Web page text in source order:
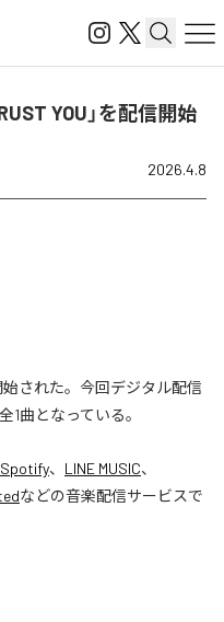
YOU」を配信開始
2026.4.8
始された。今回デジタル配信
1曲となっている。
Spotify、 LINE MUSIC、
などの音楽配信サービスで